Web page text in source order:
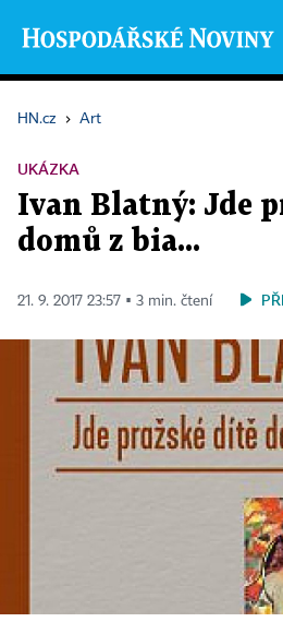
HN.cz › Art
UKÁZKA
Ivan Blatný: Jde
domů z bia...
21. 9. 2017 23:57 ▪ 3 min. čtení